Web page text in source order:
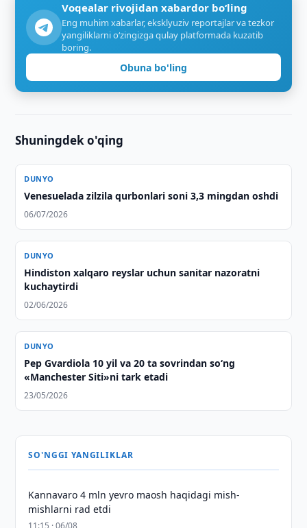
Voqealar rivojidan xabardor bo‘ling
Eng muhim xabarlar, eksklyuziv reportajlar va tezkor
yangiliklarni o‘zingizga qulay platformada kuzatib
boring.
Obuna bo'ling
Shuningdek o'qing
DUNYO
Venesuelada zilzila qurbonlari soni 3,3 mingdan oshdi
06/07/2026
DUNYO
Hindiston xalqaro reyslar uchun sanitar nazoratni
kuchaytirdi
02/06/2026
DUNYO
Pep Gvardiola 10 yil va 20 ta sovrindan so‘ng
«Manchester Siti»ni tark etadi
23/05/2026
SO'NGGI YANGILIKLAR
Kannavaro 4 mln yevro maosh haqidagi mish-
mishlarni rad etdi
11:15 · 06/08